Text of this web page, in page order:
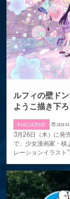
ルフィの壁ド
ようこ描き下
MAGAZINE
3月26日（木）に発
で、少女漫画家・槙
レーションイラス